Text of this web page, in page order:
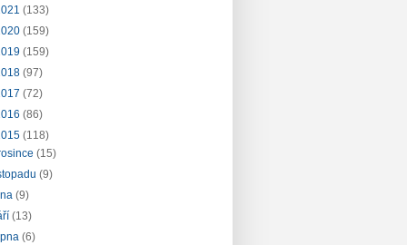
(133)
(159)
(159)
(97)
(72)
(86)
(118)
(15)
(9)
(9)
(13)
(6)